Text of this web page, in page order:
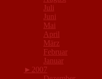
Juli
Juni
Mai
April
März
Februar
Januar
► 2007